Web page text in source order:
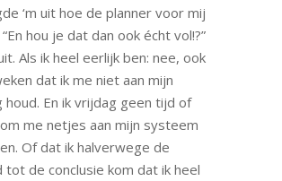
‘m uit hoe de planner voor mij
hou je dat dan ook écht vol!?”
Als ik heel eerlijk ben: nee, ook
dat ik me niet aan mijn
houd. En ik vrijdag geen tijd of
me netjes aan mijn systeem
Of dat ik halverwege de
tot de conclusie kom dat ik heel